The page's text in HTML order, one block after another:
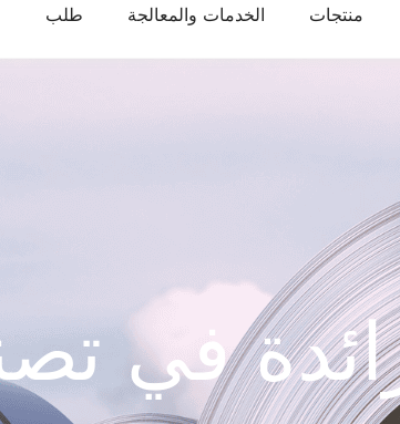
منتجات الخدمات والمعالجة طلب
في